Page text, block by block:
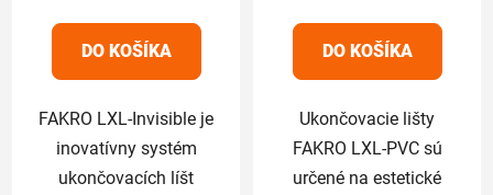
5
hviezdičiek.
DO KOŠÍKA
FAKRO LXL-Invisible je
inovatívny systém
ukončovacích líšt
5
hviezdičiek.
DO KOŠÍKA
Ukončovacie lišty
FAKRO LXL-PVC sú
určené na estetické